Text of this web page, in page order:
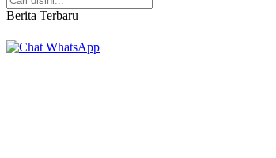
Berita Terbaru